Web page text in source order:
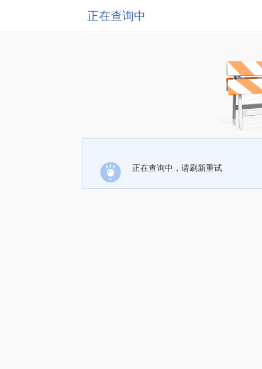
正在查询中
正在查询中，请刷新重试